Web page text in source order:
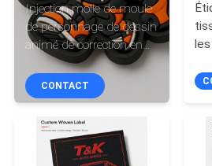
CONTRÔLE
QUALITÉ
CONTACTEZ-
Injection molle de moule
de personnage de dessin
animé de correction en
caoutchouc mignonne
faite sur commande de
PVC
CONTACT
et